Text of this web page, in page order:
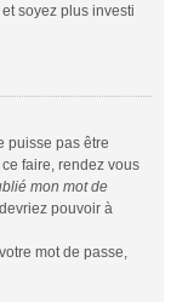
soyez plus investi
puisse pas être
faire, rendez vous
mon mot de
pouvoir à
mot de passe,